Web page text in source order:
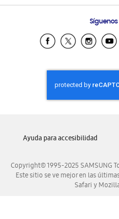
Samsung
Samsung El
Samsung
Samsung
Samsung
Samsung
Síguenos
Copyright© 1995-2025 SAMSUNG
Este sitio se ve mejor en las
Safari y
Ayuda para accesibilidad